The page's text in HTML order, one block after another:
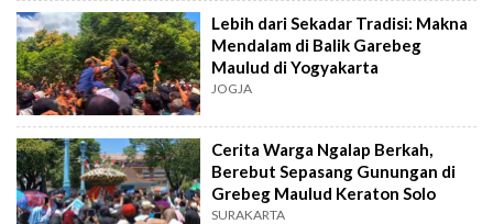
Lebih dari Sekadar Tradisi: Makna
Mendalam di Balik Garebeg
Maulud di Yogyakarta
JOGJA
Cerita Warga Ngalap Berkah,
Berebut Sepasang Gunungan di
Grebeg Maulud Keraton Solo
SURAKARTA